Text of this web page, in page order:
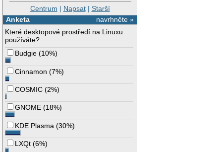
Centrum | Napsat| Starší
navrhněte »
Anketa
Které desktopové prostředí na Linuxu
používáte?
Budgie (10%)
Cinnamon (7%)
COSMIC (2%)
GNOME (18%)
KDE Plasma (30%)
LXQt (6%)